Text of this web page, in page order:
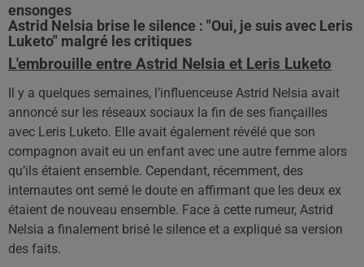
ensonges
Astrid Nelsia brise le silence : "Oui, je suis avec Leris
Luketo" malgré les critiques
L'embrouille entre Astrid Nelsia et Leris Luketo
Il y a quelques semaines, l’influenceuse Astrid Nelsia avait
annoncé sur les réseaux sociaux la fin de ses fiançailles
avec Leris Luketo. Elle avait également révélé que son
compagnon avait eu un enfant avec une autre femme alors
qu’ils étaient ensemble. Cependant, récemment, des
internautes ont semé le doute en affirmant que les deux ex
étaient de nouveau ensemble. Face à cette rumeur, Astrid
Nelsia a finalement brisé le silence et a expliqué sa version
des faits.